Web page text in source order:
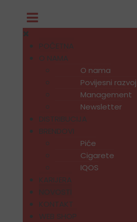
POČETNA
O NAMA
O nama
Povijesni razvoj
Management
Newsletter
DISTRIBUCIJA
BRENDOVI
Piće
Cigarete
IQOS
KARIJERA
NOVOSTI
KONTAKT
WEB SHOP